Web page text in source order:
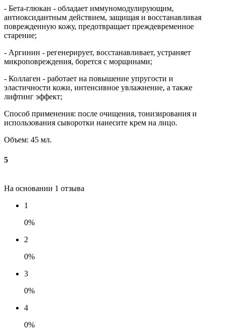
- Бета-глюкан - обладает иммуномодулирующим,
антиоксидантным действием, защищая и восстанавливая
поврежденную кожу, предотвращает преждевременное
старение;
- Аргинин - регенерирует, восстанавливает, устраняет
микроповреждения, борется с морщинами;
- Коллаген - работает на повышение упругости и
эластичности кожи, интенсивное увлажнение, а также
лифтинг эффект;
Способ применения: после очищения, тонизирования и
использования сыворотки нанесите крем на лицо.
Объем: 45 мл.
5
На основании 1 отзыва
1
0%
2
0%
3
0%
4
0%